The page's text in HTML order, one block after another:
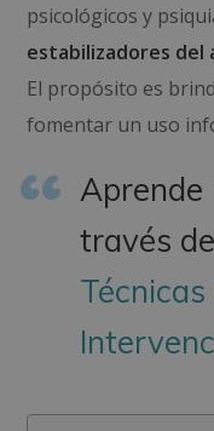
psicológicos y
estabilizadores del
El propósito es
fomentar un uso
Aprende
través